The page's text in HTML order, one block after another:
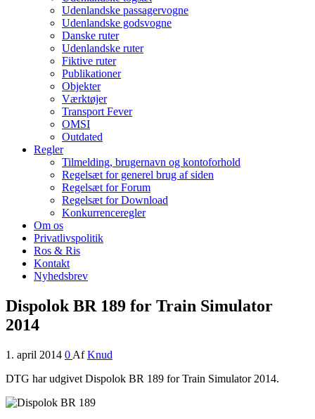
Udenlandske passagervogne
Udenlandske godsvogne
Danske ruter
Udenlandske ruter
Fiktive ruter
Publikationer
Objekter
Værktøjer
Transport Fever
OMSI
Outdated
Regler
Tilmelding, brugernavn og kontoforhold
Regelsæt for generel brug af siden
Regelsæt for Forum
Regelsæt for Download
Konkurrenceregler
Om os
Privatlivspolitik
Ros & Ris
Kontakt
Nyhedsbrev
Dispolok BR 189 for Train Simulator
2014
1. april 2014 0 Af Knud
DTG har udgivet Dispolok BR 189 for Train Simulator 2014.